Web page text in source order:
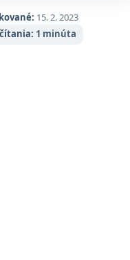
doprava je často
arménsky alebo rusky,
15. 2. 2023
1 minúta